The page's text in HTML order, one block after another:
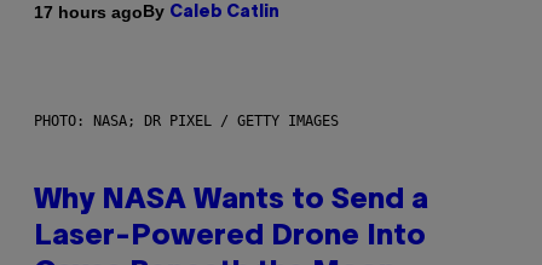
17 hours agoBy Caleb Catlin
PHOTO: NASA; DR PIXEL / GETTY IMAGES
Why NASA Wants to Send a
Laser-Powered Drone Into